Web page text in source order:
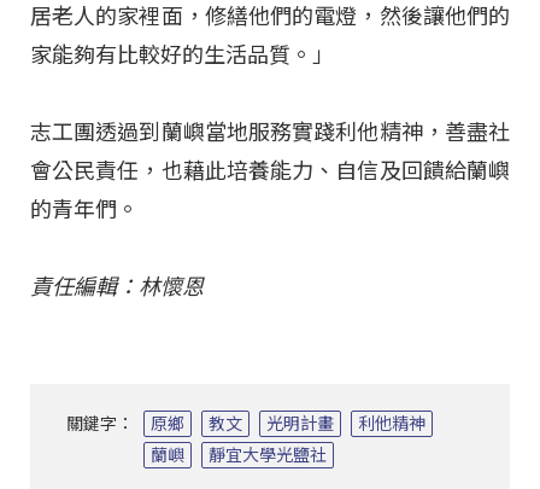
居老人的家裡面，修繕他們的電燈，然後讓他們的
家能夠有比較好的生活品質。」
志工團透過到蘭嶼當地服務實踐利他精神，善盡社
會公民責任，也藉此培養能力、自信及回饋給蘭嶼
的青年們。
責任編輯：林懷恩
關鍵字： 原鄉 教文 光明計畫
利他精神
蘭嶼
靜宜大學光鹽社